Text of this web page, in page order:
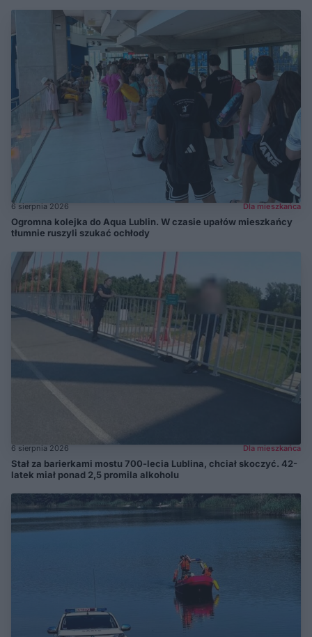
6 sierpnia 2026 Dla mieszkańca
Ogromna kolejka do Aqua Lublin. W czasie upałów mieszkańcy
tłumnie ruszyli szukać ochłody
6 sierpnia 2026 Dla mieszkańca
Stał za barierkami mostu 700-lecia Lublina, chciał skoczyć. 42-
latek miał ponad 2,5 promila alkoholu